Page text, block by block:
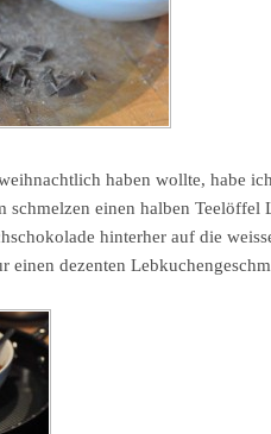
haben wollte, habe
schmelzen einen halben Teelöffel
hinterher auf die
einen dezenten